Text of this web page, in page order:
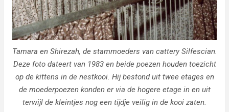
Tamara en Shirezah, de stammoeders van cattery Silfescian.
Deze foto dateert van 1983 en beide poezen houden toezicht
op de kittens in de nestkooi. Hij bestond uit twee etages en
de moederpoezen konden er via de hogere etage in en uit
terwijl de kleintjes nog een tijdje veilig in de kooi zaten.